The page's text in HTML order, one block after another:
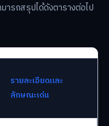
ารถสรุปได้ดังตารางต่อไป
รายละเอียดและ
ลักษณะเด่น